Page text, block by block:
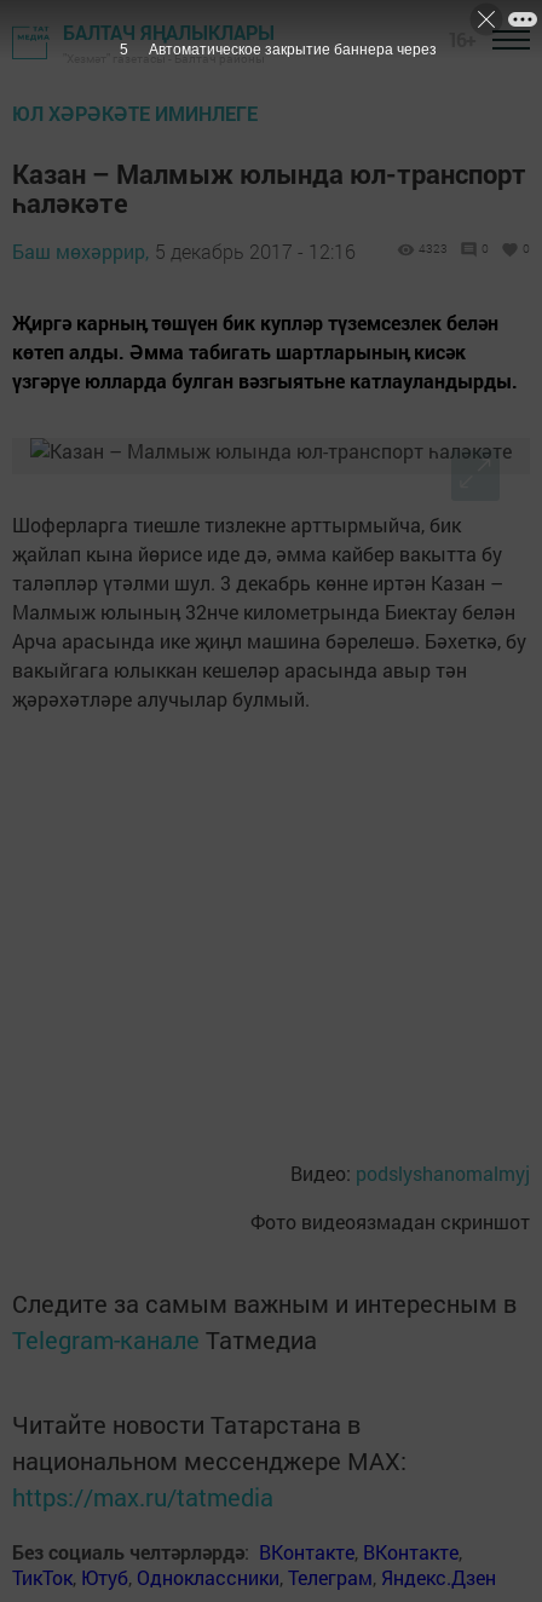
БАЛТАЧ ЯҢАЛЫКЛАРЫ
"Хезмәт" газетасы - Балтач районы
ЮЛ ХӘРӘКӘТЕ ИМИНЛЕГЕ
Казан – Малмыж юлында юл-транспорт
һаләкәте
Баш мөхәррир, 5 декабрь 2017 - 12:16 4323 0 0
Җиргә карныӊ төшүен бик купләр түземсезлек белән
көтеп алды. Әмма табигать шартларыныӊ кисәк
үзгәрүе юлларда булган вәзгыятьне катлауландырды.
Шоферларга тиешле тизлекне арттырмыйча, бик
җайлап кына йөрисе иде дә, әмма кайбер вакытта бу
таләпләр үтәлми шул. 3 декабрь көнне иртән Казан –
Малмыж юлыныӊ 32нче километрында Биектау белән
Арча арасында ике җиӊл машина бәрелешә. Бәхеткә, бу
вакыйгага юлыккан кешеләр арасында авыр тән
җәрәхәтләре алучылар булмый.
Видео: podslyshanomalmyj
Фото видеоязмадан скриншот
Следите за самым важным и интересным в
Telegram-канале Татмедиа
Читайте новости Татарстана в
национальном мессенджере MАХ:
https://max.ru/tatmedia
Без социаль челтәрләрдә: ВКонтакте, ВКонтакте,
ТикТок, Ютуб, Одноклассники,Телеграм, Яндекс.Дзен
4 Автоматическое закрытие баннера через